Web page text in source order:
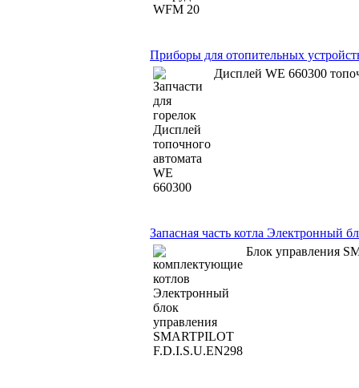
Приборы для отопительных
Дисплей WE 660300
Запасная часть котла Электронный
Блок управления